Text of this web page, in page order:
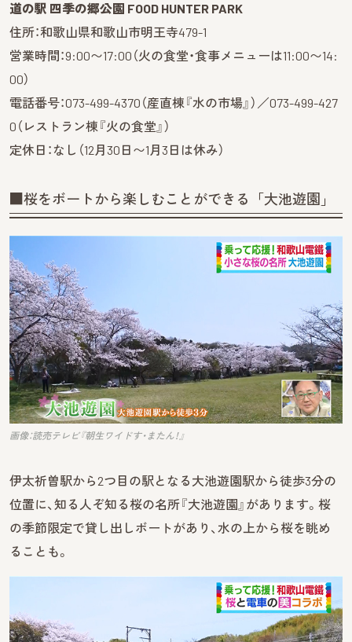
道の駅 四季の郷公園 FOOD HUNTER PARK
住所：和歌山県和歌山市明王寺479-1
営業時間：9:00〜17:00（火の食堂・食事メニューは11:00〜14:
00）
電話番号：073-499-4370（産直棟『水の市場』）／073-499-427
0（レストラン棟『火の食堂』）
定休日：なし（12月30日〜1月3日は休み）
■桜をボートから楽しむことができる「大池遊園」
画像：読売テレビ『朝生ワイドす・またん！』
伊太祈曽駅から2つ目の駅となる大池遊園駅から徒歩3分の
位置に、知る人ぞ知る桜の名所『大池遊園』があります。桜
の季節限定で貸し出しボートがあり、水の上から桜を眺め
ることも。